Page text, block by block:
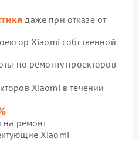
даже при отказе от
Xiaomi собственной
по ремонту проекторов
Xiaomi в течении
на ремонт
Xiaomi